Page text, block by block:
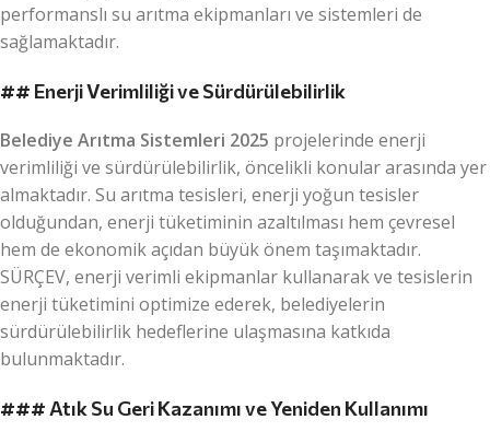
performanslı su arıtma ekipmanları ve sistemleri de
sağlamaktadır.
## Enerji Verimliliği ve Sürdürülebilirlik
Belediye Arıtma Sistemleri 2025 projelerinde enerji
verimliliği ve sürdürülebilirlik, öncelikli konular arasında yer
almaktadır. Su arıtma tesisleri, enerji yoğun tesisler
olduğundan, enerji tüketiminin azaltılması hem çevresel
hem de ekonomik açıdan büyük önem taşımaktadır.
SÜRÇEV, enerji verimli ekipmanlar kullanarak ve tesislerin
enerji tüketimini optimize ederek, belediyelerin
sürdürülebilirlik hedeflerine ulaşmasına katkıda
bulunmaktadır.
### Atık Su Geri Kazanımı ve Yeniden Kullanımı